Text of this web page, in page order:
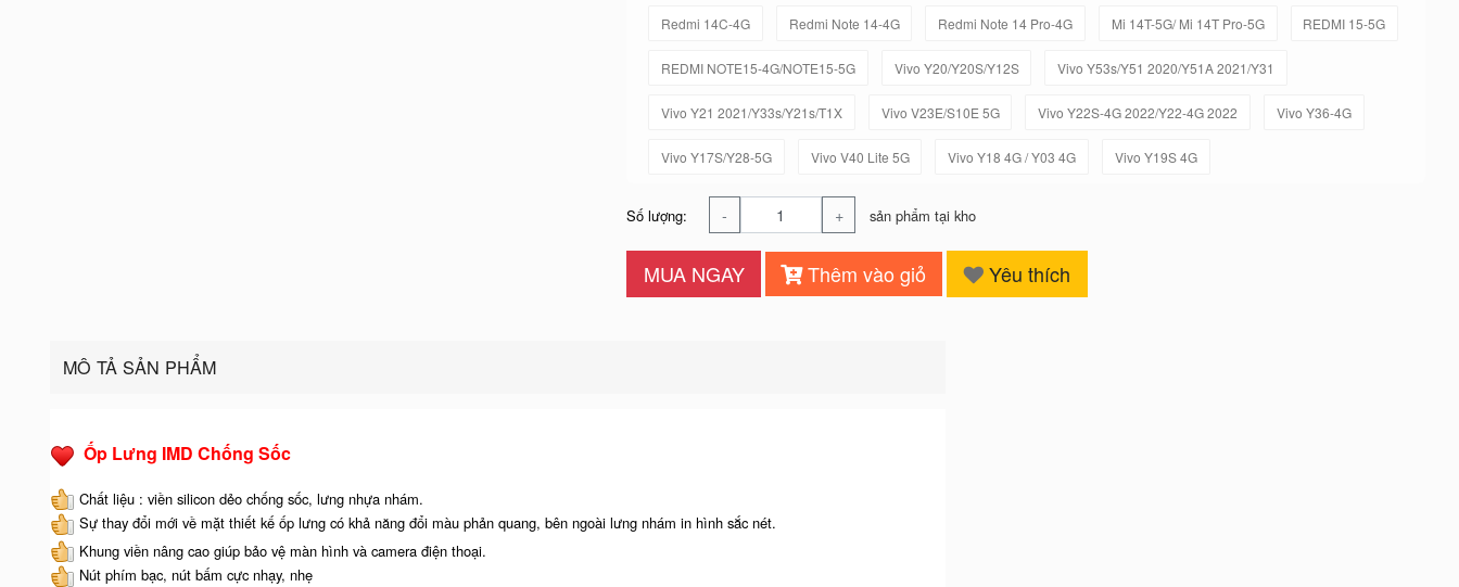
Redmi 14C-4G Redmi Note 14-4G Redmi Note 14 Pro-4G Mi 14T-5G/ Mi 14T Pro-5G REDMI 15-5G
REDMI NOTE15-4G/NOTE15-5G Vivo Y20/Y20S/Y12S Vivo Y53s/Y51 2020/Y51A 2021/Y31
Vivo Y21 2021/Y33s/Y21s/T1X Vivo V23E/S10E 5G Vivo Y22S-4G 2022/Y22-4G 2022 Vivo Y36-4G
Vivo Y17S/Y28-5G Vivo V40 Lite 5G Vivo Y18 4G / Y03 4G Vivo Y19S 4G
Số lượng: - + sản phẩm tại kho
MUA NGAY Thêm vào giỏ Yêu thích
MÔ TẢ SẢN PHẨM
Ốp Lưng IMD Chống Sốc
Chất liệu : viền silicon dẻo chống sốc, lưng nhựa nhám.
Sự thay đổi mới về mặt thiết kế ốp lưng có khả năng đổi màu phản quang, bên ngoài lưng nhám in hình sắc nét.
Khung viền nâng cao giúp bảo vệ màn hình và camera điện thoại.
Nút phím bạc, nút bấm cực nhạy, nhẹ